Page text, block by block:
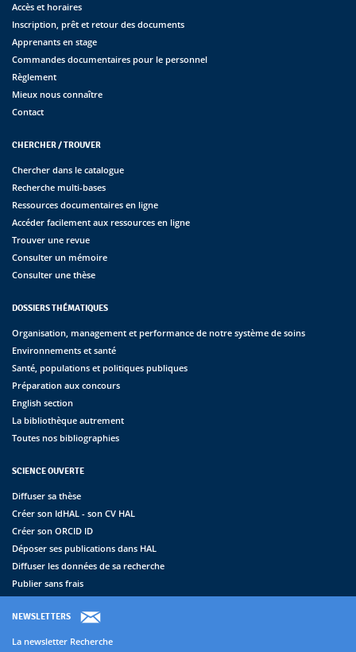
Accès et horaires
Inscription, prêt et retour des documents
Apprenants en stage
Commandes documentaires pour le personnel
Règlement
Mieux nous connaître
Contact
CHERCHER / TROUVER
Chercher dans le catalogue
Recherche multi-bases
Ressources documentaires en ligne
Accéder facilement aux ressources en ligne
Trouver une revue
Consulter un mémoire
Consulter une thèse
DOSSIERS THÉMATIQUES
Organisation, management et performance de notre système de soins
Environnements et santé
Santé, populations et politiques publiques
Préparation aux concours
English section
La bibliothèque autrement
Toutes nos bibliographies
SCIENCE OUVERTE
Diffuser sa thèse
Créer son IdHAL - son CV HAL
Créer son ORCID ID
Déposer ses publications dans HAL
Diffuser les données de sa recherche
Publier sans frais
NEWSLETTERS
La newsletter Recherche